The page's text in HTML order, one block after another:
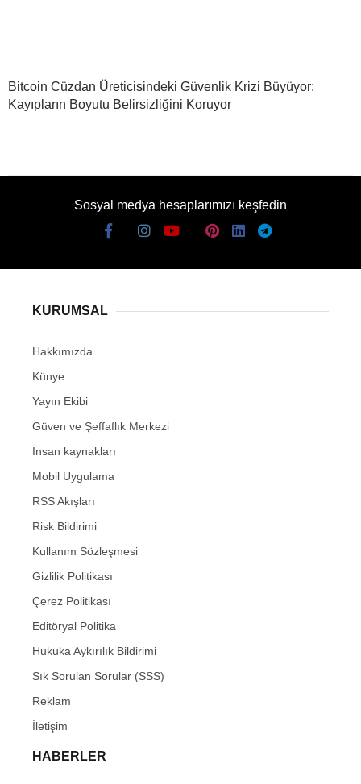
Bitcoin Cüzdan Üreticisindeki Güvenlik Krizi Büyüyor:
Kayıpların Boyutu Belirsizliğini Koruyor
Sosyal medya hesaplarımızı keşfedin
KURUMSAL
Hakkımızda
Künye
Yayın Ekibi
Güven ve Şeffaflık Merkezi
İnsan kaynakları
Mobil Uygulama
RSS Akışları
Risk Bildirimi
Kullanım Sözleşmesi
Gizlilik Politikası
Çerez Politikası
Editöryal Politika
Hukuka Aykırılık Bildirimi
Sık Sorulan Sorular (SSS)
Reklam
İletişim
HABERLER